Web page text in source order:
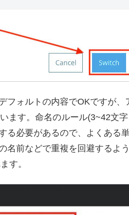
フォルトの内容でOKですが、
ます。命名のルール(3~42文
る必要があるので、よくある
名前などで重複を回避するよ
す。